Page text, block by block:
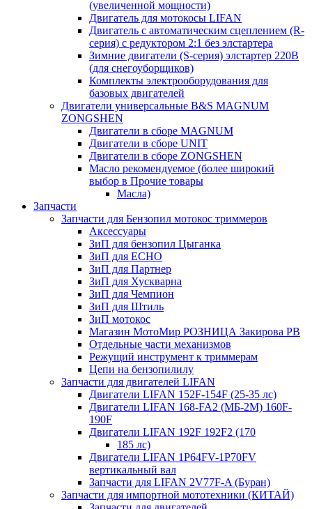
(увеличенной мощности)
Двигатель для мотокосы LIFAN
Двигатель с автоматическим сцеплением (R-
серия) с редуктором 2:1 без элстартера
Зимние двигатели (S-серия) элстартер 220В
(для снегоуборщиков)
Комплекты электрооборудования для
базовых двигателей
Двигатели универсальные B&S MAGNUM
ZONGSHEN
Двигатели в сборе MAGNUM
Двигатели в сборе UNIT
Двигатели в сборе ZONGSHEN
Масло рекомендуемое (более широкий
выбор в Прочие товары
Масла)
Запчасти
Запчасти для Бензопил мотокос триммеров
Аксессуары
ЗиП для бензопил Цыганка
ЗиП для ЕСНО
ЗиП для Партнер
ЗиП для Хускварна
ЗиП для Чемпион
ЗиП для Штиль
ЗиП мотокос
Магазин МотоМир РОЗНИЦА Закирова РВ
Отдельные части механизмов
Режущий инструмент к триммерам
Цепи на бензопилилу
Запчасти для двигателей LIFAN
Двигатели LIFAN 152F-154F (25-35 лс)
Двигатели LIFAN 168-FA2 (МБ-2М) 160F-
190F
Двигатели LIFAN 192F 192F2 (170
185 лс)
Двигатели LIFAN 1Р64FV-1Р70FV
вертикальный вал
Запчасти для LIFAN 2V77F-A (Буран)
Запчасти для импортной мототехники (КИТАЙ)